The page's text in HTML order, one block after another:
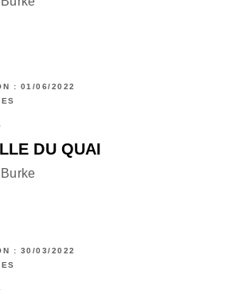
: 01/06/2022
DU QUAI
: 30/03/2022